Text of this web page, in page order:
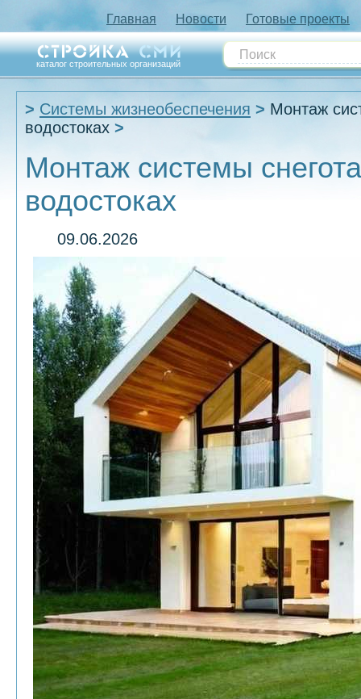
Главная Новости Готовые проекты
каталог строительных организаций
Системы жизнеобеспечения
Монтаж
водостоках
Монтаж системы
водостоках
09.06.2026